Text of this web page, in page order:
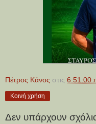
Πέτρος Κάνος στις 6:51:00
Κοινή χρήση
Δεν υπάρχουν